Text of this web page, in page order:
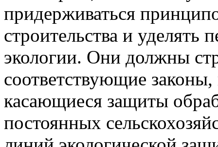
придерживаться
строительства и уделять
экологии. Они должны
соответствующие
касающиеся защиты
постоянных